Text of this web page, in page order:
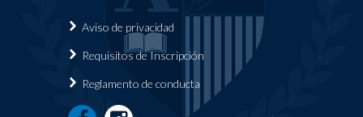
Aviso de privacidad
Requisitos de Inscripción
Reglamento de conducta